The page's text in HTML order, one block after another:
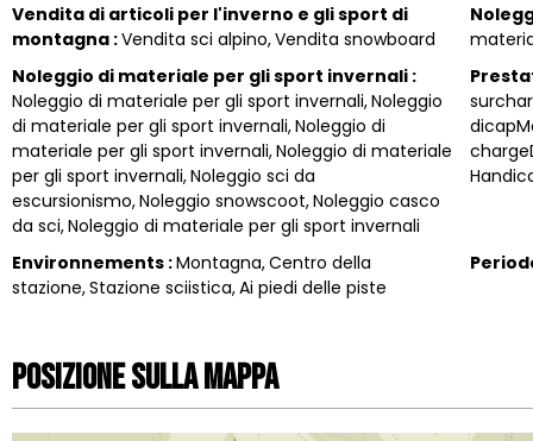
Vendita di articoli per l'inverno e gli sport di
montagna :Vendita sci alpino Vendita snowboard
Noleggio di materiale per gli sport invernali :
Noleggio di materiale per gli sport invernali Noleggio
di materiale per gli sport invernali Noleggio di
materiale per gli sport invernali Noleggio di materiale
per gli sport invernali Noleggio sci da
escursionismo Noleggio snowscoot Noleggio casco
da sci Noleggio di materiale per gli sport invernali
Environnements :Montagna Centro della
stazione Stazione sciistica Ai piedi delle piste
Posizione sulla mappa